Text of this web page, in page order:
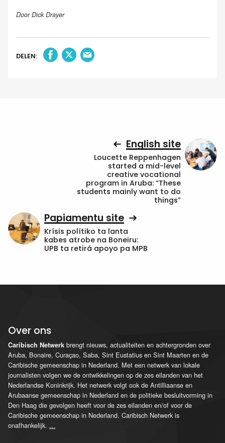
Door Dick Drayer
DELEN:
English site
Loucette Reppenhagen
started a mid-level
creative vocational
program in Aruba: “These
students mainly want to do
things”
Papiamentu site
Krísis polítiko ta lanta
kabes atrobe na Boneiru:
UPB ta retirá apoyo pa MPB
Over ons
Caribisch Netwerk brengt nieuws, actualiteiten en achtergronden over
Aruba, Bonaire, Curaçao, Saba, Sint Eustatius en Sint Maarten en de
Caribische gemeenschap in Nederland. Met een netwerk van lokale
journalisten volgen we de ontwikkelingen op de zes eilanden van het
Nederlandse Koninkrijk. Het netwerk volgt ook de Antilliaanse en
Arubaanse gemeenschap in Nederland en de politieke besluitvorming in
Den Haag die gevolgen heeft voor de zes eilanden en/of voor de
Caribische gemeenschap in Nederland. Caribisch Netwerk is
onafhankelijk. ...